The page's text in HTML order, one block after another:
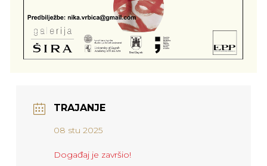
TRAJANJE
08 stu 2025
Događaj je završio!